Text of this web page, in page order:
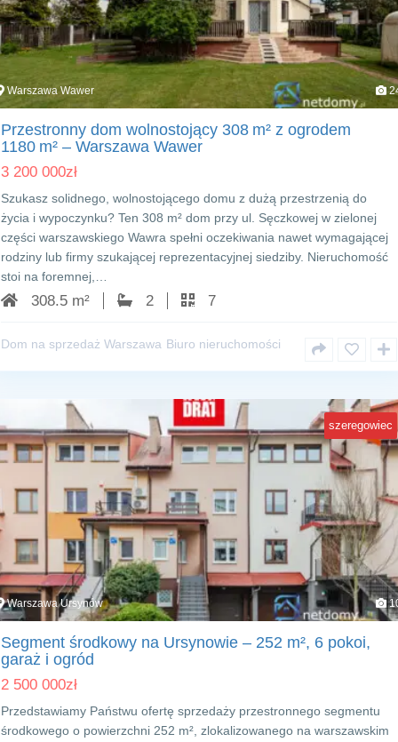
Warszawa Wawer
Przestronny dom wolnostojący 308 m² z ogrodem
1180 m² – Warszawa Wawer
3 200 000zł
Szukasz solidnego, wolnostojącego domu z dużą przestrzenią do
życia i wypoczynku? Ten 308 m² dom przy ul. Sęczkowej w zielonej
części warszawskiego Wawra spełni oczekiwania nawet wymagającej
rodziny lub firmy szukającej reprezentacyjnej siedziby. Nieruchomość
stoi na foremnej,…
308.5 m² 2 7
Dom na sprzedaż Warszawa Biuro nieruchomości
szeregowiec
Warszawa Ursynów
Segment środkowy na Ursynowie – 252 m², 6 pokoi,
garaż i ogród
2 500 000zł
Przedstawiamy Państwu ofertę sprzedaży przestronnego segmentu
środkowego o powierzchni 252 m², zlokalizowanego na warszawskim